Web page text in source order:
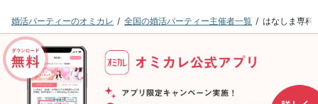
婚活パーティーのオミカレ 全国の婚活パーティー主催者一覧 はなしま専科